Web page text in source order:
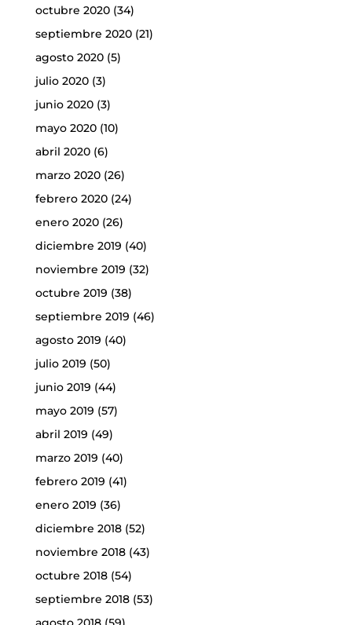
octubre 2020(34)
septiembre 2020(21)
agosto 2020(5)
julio 2020(3)
junio 2020(3)
mayo 2020(10)
abril 2020(6)
marzo 2020(26)
febrero 2020(24)
enero 2020(26)
diciembre 2019 (40)
noviembre 2019 (32)
octubre 2019 (38)
septiembre 2019 (46)
agosto 2019 (40)
julio 2019 (50)
junio 2019 (44)
mayo 2019 (57)
abril 2019 (49)
marzo 2019 (40)
febrero 2019 (41)
enero 2019 (36)
diciembre 2018(52)
noviembre 2018(43)
octubre 2018(54)
septiembre 2018(53)